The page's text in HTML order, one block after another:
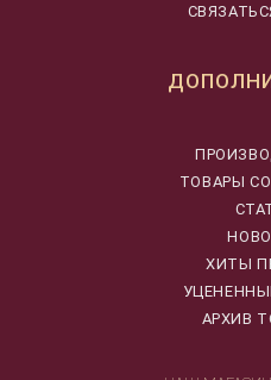
ТОВАРЫ
ХИТЫ
АРХИВ